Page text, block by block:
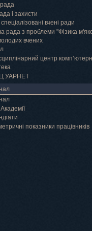
і захисти
спеціалізовані вчені ради
рада з проблеми "Фізика
вчених
центр
УАРНЕТ
показники працівників